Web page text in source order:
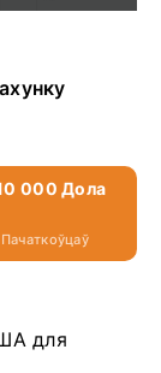
000 Дола
для